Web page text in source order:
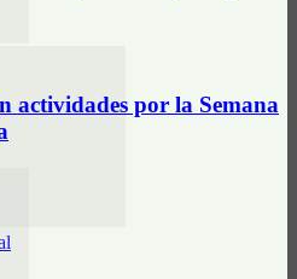
actividades por la Semana